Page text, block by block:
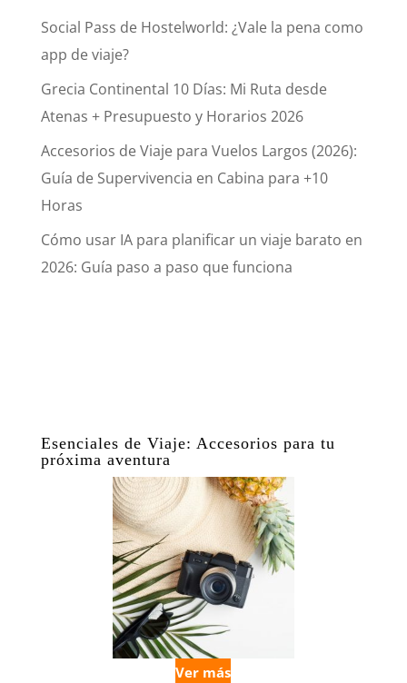
Social Pass de Hostelworld: ¿Vale la pena como
app de viaje?
Grecia Continental 10 Días: Mi Ruta desde
Atenas + Presupuesto y Horarios 2026
Accesorios de Viaje para Vuelos Largos (2026):
Guía de Supervivencia en Cabina para +10
Horas
Cómo usar IA para planificar un viaje barato en
2026: Guía paso a paso que funciona
Esenciales de Viaje: Accesorios para tu
próxima aventura
Ver más